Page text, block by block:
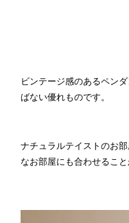
ビンテージ感のあるペン
ばない優れものです。
ナチュラルテイストのお
なお部屋にも合わせるこ